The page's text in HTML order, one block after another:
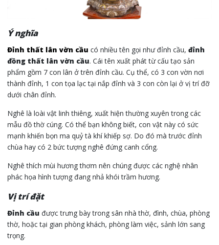
Ý nghĩa
Đỉnh thất lân vờn cầu có nhiều tên gọi như đỉnh cầu, đỉnh
đồng thất lân vờn cầu. Cái tên xuất phát từ cấu tạo sản
phẩm gồm 7 con lân ở trên đỉnh cầu. Cụ thể, có 3 con vờn nơi
thành đỉnh, 1 con tọa lạc tại nắp đỉnh và 3 con còn lại ở vị trí đỡ
dưới chân đỉnh.
Nghê là loài vật linh thiêng, xuất hiện thường xuyên trong các
mẫu đồ thờ cúng. Có thể bạn không biết, con vật này có sức
mạnh khiến bọn ma quỷ tà khí khiếp sợ. Do đó mà trước đỉnh
chùa hay có 2 bức tượng nghê đứng canh cổng.
Nghê thích mùi hương thơm nên chúng được các nghệ nhân
phác họa hình tượng đang nhả khói trầm hương.
Vị trí đặt
Đỉnh cầu được trưng bày trong sân nhà thờ, đình, chùa, phòng
thờ, hoặc tại gian phòng khách, phòng làm việc, sảnh lớn sang
trọng.